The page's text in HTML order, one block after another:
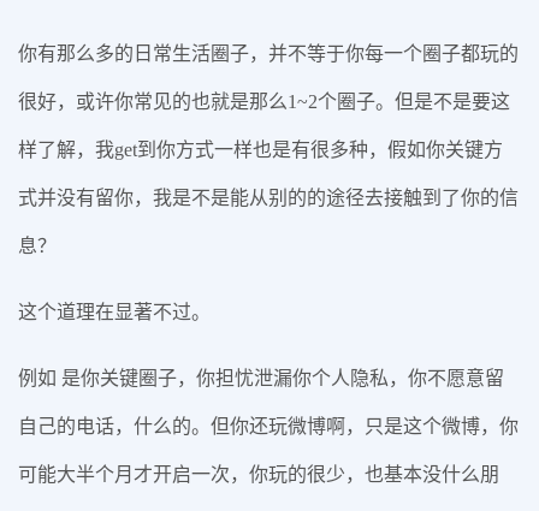
你有那么多的日常生活圈子，并不等于你每一个圈子都玩的
很好，或许你常见的也就是那么1~2个圈子。但是不是要这
样了解，我get到你方式一样也是有很多种，假如你关键方
式并没有留你，我是不是能从别的的途径去接触到了你的信
息？
这个道理在显著不过。
例如 是你关键圈子，你担忧泄漏你个人隐私，你不愿意留
自己的电话，什么的。但你还玩微博啊，只是这个微博，你
可能大半个月才开启一次，你玩的很少，也基本没什么朋